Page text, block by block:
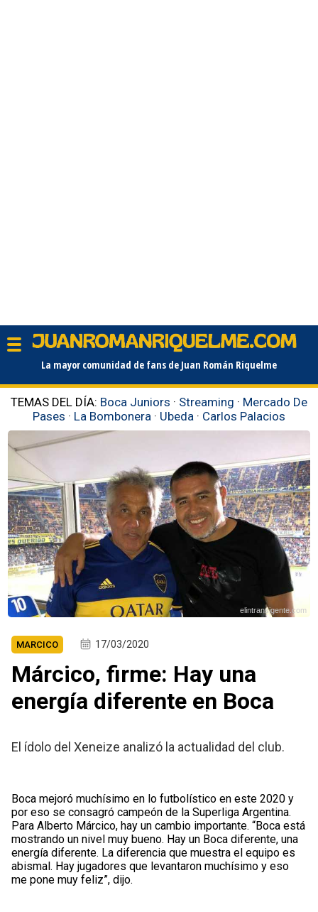
La mayor comunidad de fans de Juan Román Riquelme
TEMAS DEL DÍA: Boca Juniors · Streaming · Mercado De
Pases · La Bombonera · Ubeda · Carlos Palacios
elintransigente.com
MARCICO 17/03/2020
Márcico, firme: Hay una
energía diferente en Boca
El ídolo del Xeneize analizó la actualidad del club.
Boca mejoró muchísimo en lo futbolístico en este 2020 y
por eso se consagró campeón de la Superliga Argentina.
Para Alberto Márcico, hay un cambio importante. “Boca está
mostrando un nivel muy bueno. Hay un Boca diferente, una
energía diferente. La diferencia que muestra el equipo es
abismal. Hay jugadores que levantaron muchísimo y eso
me pone muy feliz”, dijo.